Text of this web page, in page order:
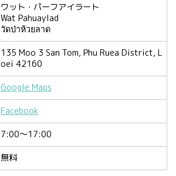
ワット・パーフアイラート
Wat Pahuaylad
วัดป่าห้วยลาด
135 Moo 3 San Tom, Phu Ruea District, L
oei 42160
Google Maps
Facebook
7:00〜17:00
無料